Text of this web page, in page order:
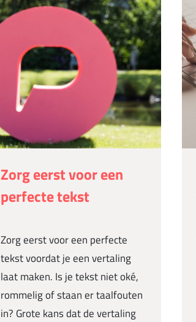
Zorg eerst voor een
perfecte tekst
Zorg eerst voor een perfecte
tekst voordat je een vertaling
laat maken. Is je tekst niet oké,
rommelig of staan er taalfouten
in? Grote kans dat de vertaling